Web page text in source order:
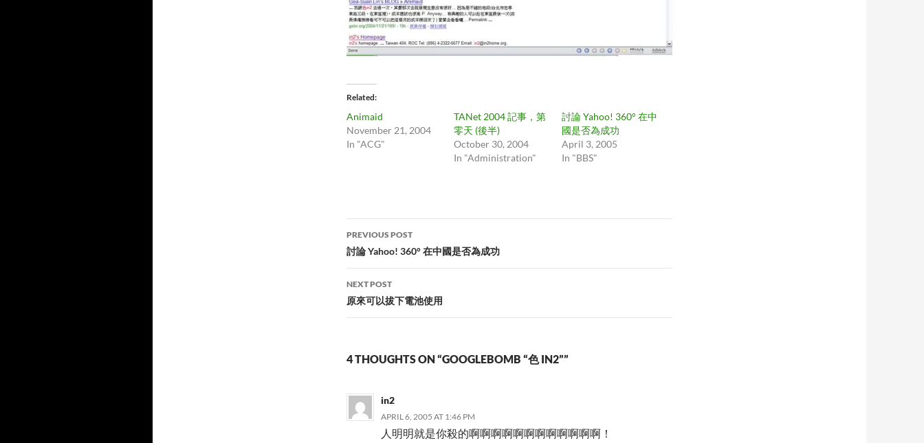
Related
Animaid
November 21, 2004
In "ACG"
TANet 2004 記事，第
零天 (後半)
October 30, 2004
In "Administration"
討論 Yahoo! 360° 在中
國是否為成功
April 3, 2005
In "BBS"
Post
navigation
PREVIOUS POST
討論 Yahoo! 360° 在中國是否為成功
NEXT POST
原來可以拔下電池使用
4 THOUGHTS ON “GOOGLEBOMB “色 IN2””
in2
APRIL 6, 2005 AT 1:46 PM
人明明就是你殺的啊啊啊啊啊啊啊啊啊啊啊啊！